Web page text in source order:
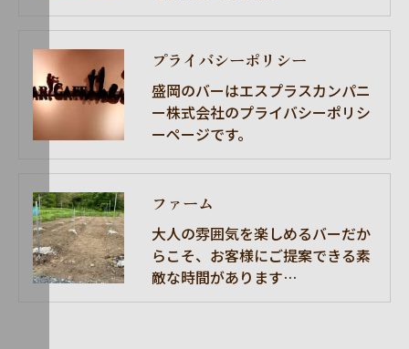
プライバシーポリシー
盛岡のバーはエスプラスカンパニ
ー株式会社のプライバシーポリシ
ーページです。
ファーム
大人の雰囲気を楽しめるバーだか
らこそ、お客様にご提案できる素
敵な時間があります…